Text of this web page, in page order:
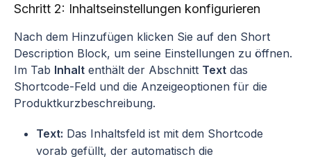
Schritt 2: Inhaltseinstellungen konfigurieren
Nach dem Hinzufügen klicken Sie auf den Short
Description Block, um seine Einstellungen zu öffnen.
Im Tab Inhalt enthält der Abschnitt Text das
Shortcode-Feld und die Anzeigeoptionen für die
Produktkurzbeschreibung.
Text: Das Inhaltsfeld ist mit dem Shortcode
vorab gefüllt, der automatisch die